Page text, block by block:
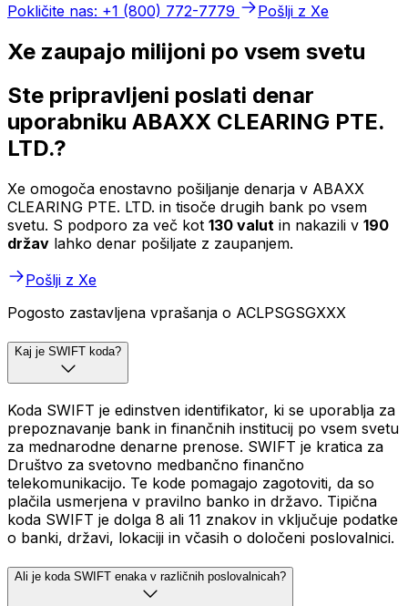
Pokličite nas: +1 (800) 772-7779
Pošlji z Xe
Xe zaupajo milijoni po vsem svetu
Ste pripravljeni poslati denar
uporabniku ABAXX CLEARING PTE.
LTD.?
Xe omogoča enostavno pošiljanje denarja v ABAXX
CLEARING PTE. LTD. in tisoče drugih bank po vsem
svetu. S podporo za več kot 130 valut in nakazili v 190
držav lahko denar pošiljate z zaupanjem.
Pošlji z Xe
Pogosto zastavljena vprašanja o ACLPSGSGXXX
Kaj je SWIFT koda?
Koda SWIFT je edinstven identifikator, ki se uporablja za
prepoznavanje bank in finančnih institucij po vsem svetu
za mednarodne denarne prenose. SWIFT je kratica za
Društvo za svetovno medbančno finančno
telekomunikacijo. Te kode pomagajo zagotoviti, da so
plačila usmerjena v pravilno banko in državo. Tipična
koda SWIFT je dolga 8 ali 11 znakov in vključuje podatke
o banki, državi, lokaciji in včasih o določeni poslovalnici.
Ali je koda SWIFT enaka v različnih poslovalnicah?